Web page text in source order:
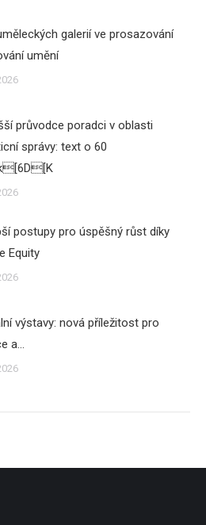
galerií ve prosazování
umění
průvodce poradci v oblasti
správy: text o 60
postupy pro úspěšný růst díky
Equity
výstavy: nová příležitost pro
a…